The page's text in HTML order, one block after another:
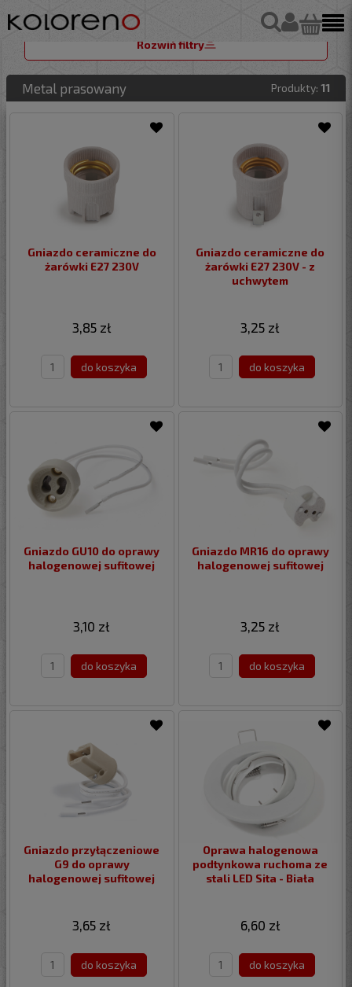
Rozwiń filtry
Metal prasowany Produkty: 11
Gniazdo ceramiczne do
żarówki E27 230V
3,85 zł
do koszyka
Gniazdo ceramiczne do
żarówki E27 230V - z
uchwytem
3,25 zł
do koszyka
Gniazdo GU10 do oprawy
halogenowej sufitowej
3,10 zł
do koszyka
Gniazdo MR16 do oprawy
halogenowej sufitowej
3,25 zł
do koszyka
Gniazdo przyłączeniowe
G9 do oprawy
halogenowej sufitowej
3,65 zł
do koszyka
Oprawa halogenowa
podtynkowa ruchoma ze
stali LED Sita - Biała
6,60 zł
do koszyka